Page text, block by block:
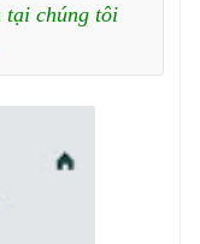
tại chúng tôi